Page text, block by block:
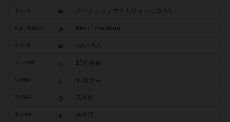
タイトル アベナナジュウナナサイカッコカリ
Abe717sai(kari)
参加人数 3人～4人
15分前後
10歳から
未登録
参考価格 未登録